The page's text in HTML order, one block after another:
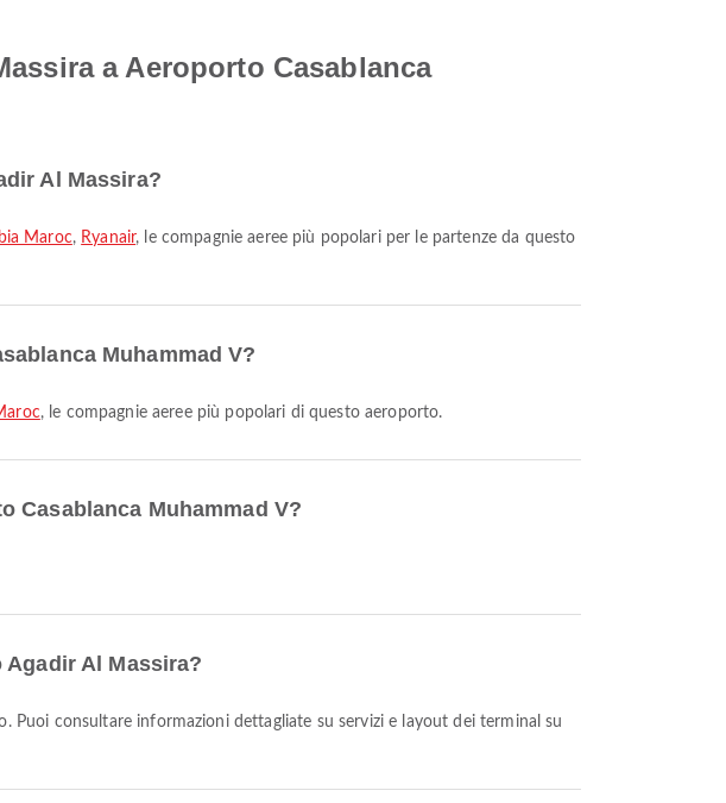
a Aeroporto Casablanca
Al Massira?
Maroc, Ryanair, le compagnie aeree più popolari per le partenze da questo
Muhammad V?
, le compagnie aeree più popolari di questo aeroporto.
Casablanca Muhammad V?
Al Massira?
Puoi consultare informazioni dettagliate su servizi e layout dei terminal su